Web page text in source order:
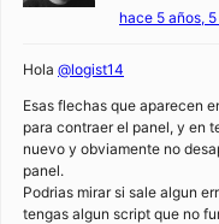
hace 5 años,
Hola @logist14
Esas flechas que aparecen
para contraer el panel, y en
nuevo y obviamente no
panel.
Podrias mirar si sale algun
tengas algun script que no